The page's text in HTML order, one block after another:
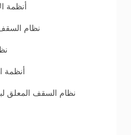
أنظمة
نظام
أنظمة
نظام السقف المعلق